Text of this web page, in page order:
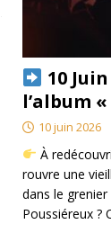
10
l’album
10 juin 2026
À
rouvre une
dans le grenier
Poussiéreux ?